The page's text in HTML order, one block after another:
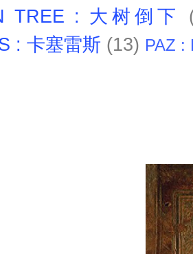
TREE : 大树倒下
: 卡塞雷斯 (13) PAZ :